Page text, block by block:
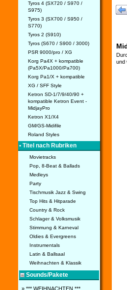
Tyros 4 (SX720 / S970 /
S975)
Tyros 3 (SX700 / S950 /
S770)
Tyros 2 (S910)
Tyros (S670 / S900 / 3000)
PSR 9000/pro / XG
Korg Pa4X + kompatible
(Pa5X/Pa1000/Pa700)
Korg Pa1/X + kompatible
XG / SFF Style
Ketron SD-1/7/9/40/90 +
kompatible Ketron Event -
MidjayPro
Ketron X1/X4
GM/GS-Midifile
Roland Styles
• Titel nach Rubriken
Movietracks
Pop, 8-Beat & Ballads
Medleys
Party
Tischmusik Jazz & Swing
Top Hits & Hitparade
Country & Rock
Schlager & Volksmusik
Stimmung & Karneval
Oldies & Evergreens
Instrumentals
Latin & Ballsaal
Weihnachten & Klassik
Sounds/Pakete
» *** WEIHNACHTEN ***
und